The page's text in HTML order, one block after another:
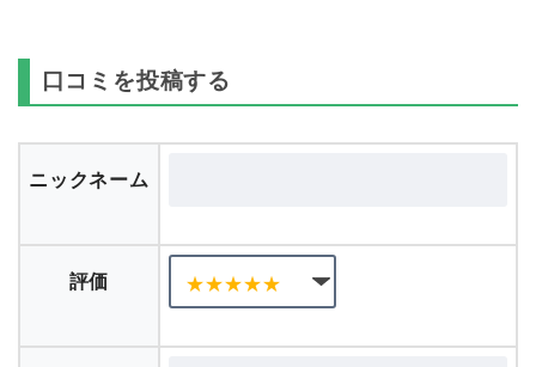
口コミを投稿する
ニックネーム
評価